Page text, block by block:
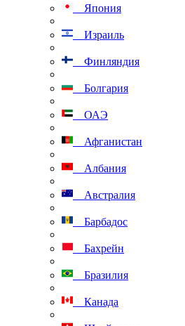
Япония
Израиль
Финляндия
Болгария
ОАЭ
Афганистан
Албания
Австралия
Барбадос
Бахрейн
Бразилия
Канада